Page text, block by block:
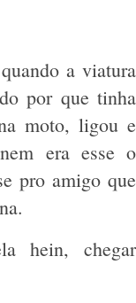
a viatura
por que tinha
moto, ligou e
era esse o
pro amigo que
hein, chegar